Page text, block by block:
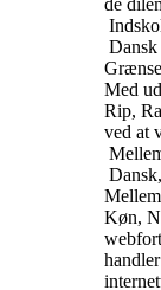
de
Dansk
Med
Rip,
ved at
Køn,